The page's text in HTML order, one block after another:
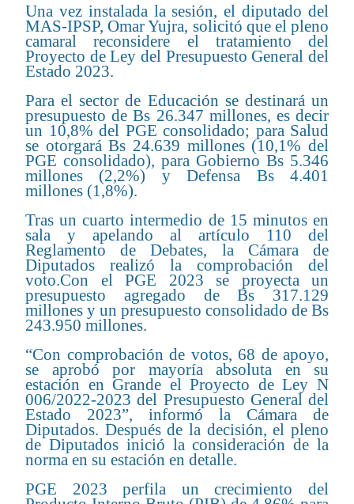
Una vez instalada la sesión, el diputado del
MAS-IPSP, Omar Yujra, solicitó que el pleno
camaral reconsidere el tratamiento del
Proyecto de Ley del Presupuesto General del
Estado 2023.
Para el sector de Educación se destinará un
presupuesto de Bs 26.347 millones, es decir
un 10,8% del PGE consolidado; para Salud
se otorgará Bs 24.639 millones (10,1% del
PGE consolidado), para Gobierno Bs 5.346
millones (2,2%) y Defensa Bs 4.401
millones (1,8%).
Tras un cuarto intermedio de 15 minutos en
sala y apelando al artículo 110 del
Reglamento de Debates, la Cámara de
Diputados realizó la comprobación del
voto.Con el PGE 2023 se proyecta un
presupuesto agregado de Bs 317.129
millones y un presupuesto consolidado de Bs
243.950 millones.
“Con comprobación de votos, 68 de apoyo,
se aprobó por mayoría absoluta en su
estación en Grande el Proyecto de Ley N
006/2022-2023 del Presupuesto General del
Estado 2023”, informó la Cámara de
Diputados. Después de la decisión, el pleno
de Diputados inició la consideración de la
norma en su estación en detalle.
PGE 2023 perfila un crecimiento del